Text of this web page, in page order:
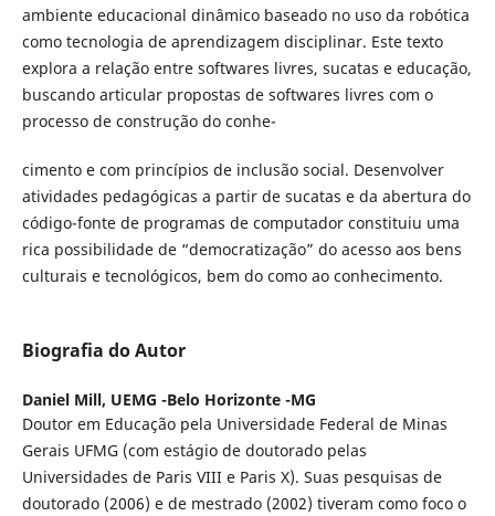
ambiente educacional dinâmico baseado no uso da robótica
como tecnologia de aprendizagem disciplinar. Este texto
explora a relação entre softwares livres, sucatas e educação,
buscando articular propostas de softwares livres com o
processo de construção do conhe-
cimento e com princípios de inclusão social. Desenvolver
atividades pedagógicas a partir de sucatas e da abertura do
código-fonte de programas de computador constituiu uma
rica possibilidade de “democratização” do acesso aos bens
culturais e tecnológicos, bem do como ao conhecimento.
Biografia do Autor
Daniel Mill, UEMG -Belo Horizonte -MG
Doutor em Educação pela Universidade Federal de Minas
Gerais UFMG (com estágio de doutorado pelas
Universidades de Paris VIII e Paris X). Suas pesquisas de
doutorado (2006) e de mestrado (2002) tiveram como foco o